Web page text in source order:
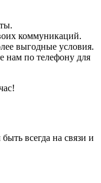
коммуникаций.
выгодные условия.
нам по телефону для
всегда на связи и